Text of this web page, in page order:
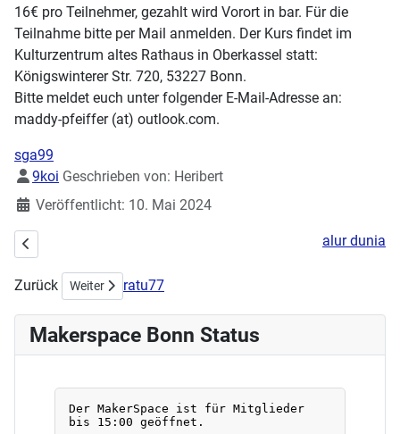
16€ pro Teilnehmer, gezahlt wird Vorort in bar. Für die
Teilnahme bitte per Mail anmelden. Der Kurs findet im
Kulturzentrum altes Rathaus in Oberkassel statt:
Königswinterer Str. 720, 53227 Bonn.
Bitte meldet euch unter folgender E-Mail-Adresse an:
maddy-pfeiffer (at) outlook.com.
sga99
Details
9koi Geschrieben von: Heribert
Veröffentlicht: 10. Mai 2024
Vorheriger Beitrag: Stick- & Nähworkshop am 02.06.2024alur dunia
Zurück Nächster Beitrag: Workshop am Sonntag: Shrinkplastik
Weiter ratu77
Makerspace Bonn Status